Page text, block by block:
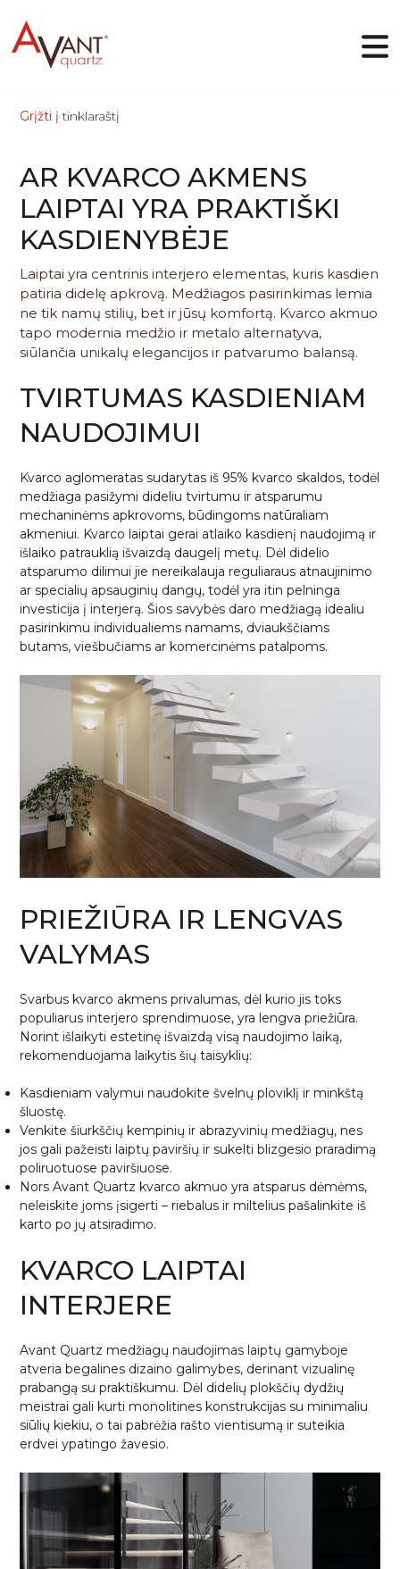
Kodėl Avant Quartz
Kolekcijos
Internetinis dizaineris
Galerija
Tinklaraštis
Failai
Kontaktai
Grįžti įtinklaraštį
AR KVARCO AKMENS
LAIPTAI YRA PRAKTIŠKI
KASDIENYBĖJE
Laiptai yra centrinis interjero elementas, kuris kasdien
patiria didelę apkrovą. Medžiagos pasirinkimas lemia
ne tik namų stilių, bet ir jūsų komfortą. Kvarco akmuo
tapo modernia medžio ir metalo alternatyva,
siūlančia unikalų elegancijos ir patvarumo balansą.
TVIRTUMAS KASDIENIAM
NAUDOJIMUI
Kvarco aglomeratas sudarytas iš 95% kvarco skaldos, todėl
medžiaga pasižymi dideliu tvirtumu ir atsparumu
mechaninėms apkrovoms, būdingoms natūraliam
akmeniui. Kvarco laiptai gerai atlaiko kasdienį naudojimą ir
išlaiko patrauklią išvaizdą daugelį metų. Dėl didelio
atsparumo dilimui jie nereikalauja reguliaraus atnaujinimo
ar specialių apsauginių dangų, todėl yra itin pelninga
investicija į interjerą. Šios savybės daro medžiagą idealiu
pasirinkimu individualiems namams, dviaukščiams
butams, viešbučiams ar komercinėms patalpoms.
PRIEŽIŪRA IR LENGVAS
VALYMAS
Svarbus kvarco akmens privalumas, dėl kurio jis toks
populiarus interjero sprendimuose, yra lengva priežiūra.
Norint išlaikyti estetinę išvaizdą visą naudojimo laiką,
rekomenduojama laikytis šių taisyklių:
Kasdieniam valymui naudokite švelnų ploviklį ir minkštą
šluostę.
Venkite šiurkščių kempinių ir abrazyvinių medžiagų, nes
jos gali pažeisti laiptų paviršių ir sukelti blizgesio praradimą
poliruotuose paviršiuose.
Nors Avant Quartz kvarco akmuo yra atsparus dėmėms,
neleiskite joms įsigerti – riebalus ir miltelius pašalinkite iš
karto po jų atsiradimo.
KVARCO LAIPTAI
INTERJERE
Avant Quartz medžiagų naudojimas laiptų gamyboje
atveria begalines dizaino galimybes, derinant vizualinę
prabangą su praktiškumu. Dėl didelių plokščių dydžių
meistrai gali kurti monolitines konstrukcijas su minimaliu
siūlių kiekiu, o tai pabrėžia rašto vientisumą ir suteikia
erdvei ypatingo žavesio.